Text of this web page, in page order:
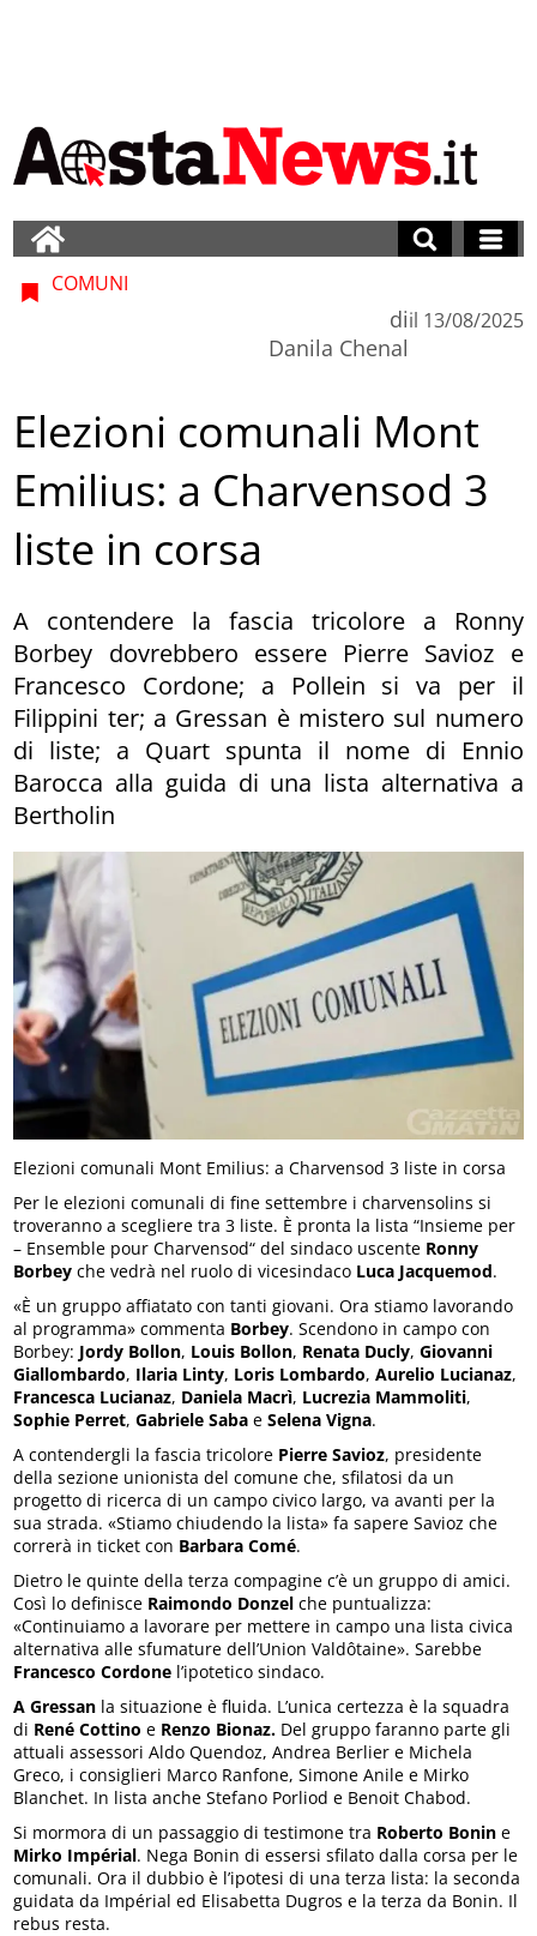
COMUNI
di
Danila Chenal
il 13/08/2025
Elezioni comunali Mont
Emilius: a Charvensod 3
liste in corsa
A contendere la fascia tricolore a Ronny
Borbey dovrebbero essere Pierre Savioz e
Francesco Cordone; a Pollein si va per il
Filippini ter; a Gressan è mistero sul numero
di liste; a Quart spunta il nome di Ennio
Barocca alla guida di una lista alternativa a
Bertholin
Elezioni comunali Mont Emilius: a Charvensod 3 liste in corsa
Per le elezioni comunali di fine settembre i charvensolins si
troveranno a scegliere tra 3 liste. È pronta la lista “Insieme per
– Ensemble pour Charvensod“ del sindaco uscente Ronny
Borbey che vedrà nel ruolo di vicesindaco Luca Jacquemod.
«È un gruppo affiatato con tanti giovani. Ora stiamo lavorando
al programma» commenta Borbey. Scendono in campo con
Borbey: Jordy Bollon, Louis Bollon, Renata Ducly,Giovanni
Giallombardo, Ilaria Linty, Loris Lombardo,Aurelio Lucianaz,
Francesca Lucianaz, Daniela Macrì, Lucrezia Mammoliti,
Sophie Perret,Gabriele Saba eSelena Vigna.
A contendergli la fascia tricolore Pierre Savioz, presidente
della sezione unionista del comune che, sfilatosi da un
progetto di ricerca di un campo civico largo, va avanti per la
sua strada. «Stiamo chiudendo la lista» fa sapere Savioz che
correrà in ticket con Barbara Comé.
Dietro le quinte della terza compagine c’è un gruppo di amici.
Così lo definisce Raimondo Donzel che puntualizza:
«Continuiamo a lavorare per mettere in campo una lista civica
alternativa alle sfumature dell’Union Valdôtaine». Sarebbe
Francesco Cordone l’ipotetico sindaco.
A Gressan la situazione è fluida. L’unica certezza è la squadra
di René Cottino e Renzo Bionaz. Del gruppo faranno parte gli
attuali assessori Aldo Quendoz, Andrea Berlier e Michela
Greco, i consiglieri Marco Ranfone, Simone Anile e Mirko
Blanchet. In lista anche Stefano Porliod e Benoit Chabod.
Si mormora di un passaggio di testimone tra Roberto Bonin e
Mirko Impérial. Nega Bonin di essersi sfilato dalla corsa per le
comunali. Ora il dubbio è l’ipotesi di una terza lista: la seconda
guidata da Impérial ed Elisabetta Dugros e la terza da Bonin. Il
rebus resta.